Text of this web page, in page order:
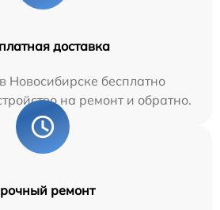
доставка
Новосибирске бесплатно
на ремонт и обратно.
ремонт